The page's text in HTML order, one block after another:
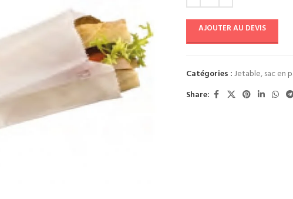
AJOUTER AU DEVIS
Catégories :Jetable,sac en
Share: